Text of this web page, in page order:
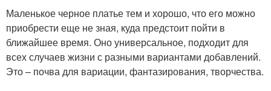
Маленькое черное платье тем и хорошо, что его можно
приобрести еще не зная, куда предстоит пойти в
ближайшее время. Оно универсальное, подходит для
всех случаев жизни с разными вариантами добавлений.
Это – почва для вариации, фантазирования, творчества.